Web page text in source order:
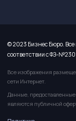
© 2023 Бизнес Бюро.
соответствии с ФЗ-№230
Все изображения
сети Интернет.
Данные,
являются публичной